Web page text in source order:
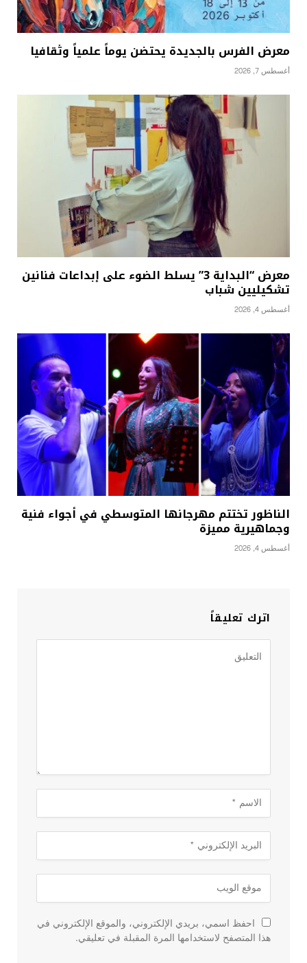
معرض الفرس بالجديدة يحتضن يوماً علمياً وثقافيا
أغسطس 7, 2026
معرض “البداية 3” يسلط الضوء على إبداعات فنانين
تشكيليين شباب
أغسطس 4, 2026
الناظور تختتم مهرجانها المتوسطي في أجواء فنية
وجماهيرية مميزة
أغسطس 4, 2026
اترك تعليقاً
احفظ اسمي، بريدي الإلكتروني، والموقع الإلكتروني في
هذا المتصفح لاستخدامها المرة المقبلة في تعليقي.